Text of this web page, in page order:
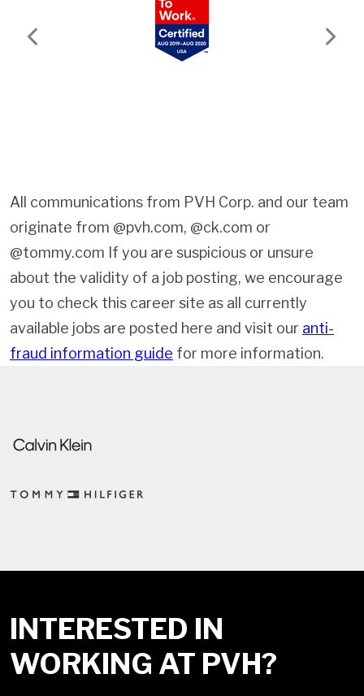
Previous Next
All communications from PVH Corp. and our team
originate from @pvh.com, @ck.com or
@tommy.com If you are suspicious or unsure
about the validity of a job posting, we encourage
you to check this career site as all currently
available jobs are posted here and visit our anti-
fraud information guide for more information.
INTERESTED IN
WORKING AT PVH?